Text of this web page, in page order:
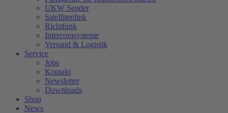
UKW Sender
Satellitenlink
Richtfunk
Intercomsysteme
Versand & Logistik
Service
Jobs
Kontakt
Newsletter
Downloads
Shop
News